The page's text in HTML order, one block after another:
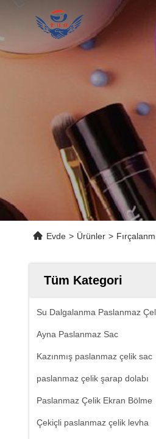
Evde > Ürünler >
Tüm Kategori
Su Dalgalanma Paslanmaz
Ayna Paslanmaz Sac
Kazınmış paslanmaz çelik sac
paslanmaz çelik şarap dolabı
Paslanmaz Çelik Ekran Bölme
Çekiçli paslanmaz çelik levha